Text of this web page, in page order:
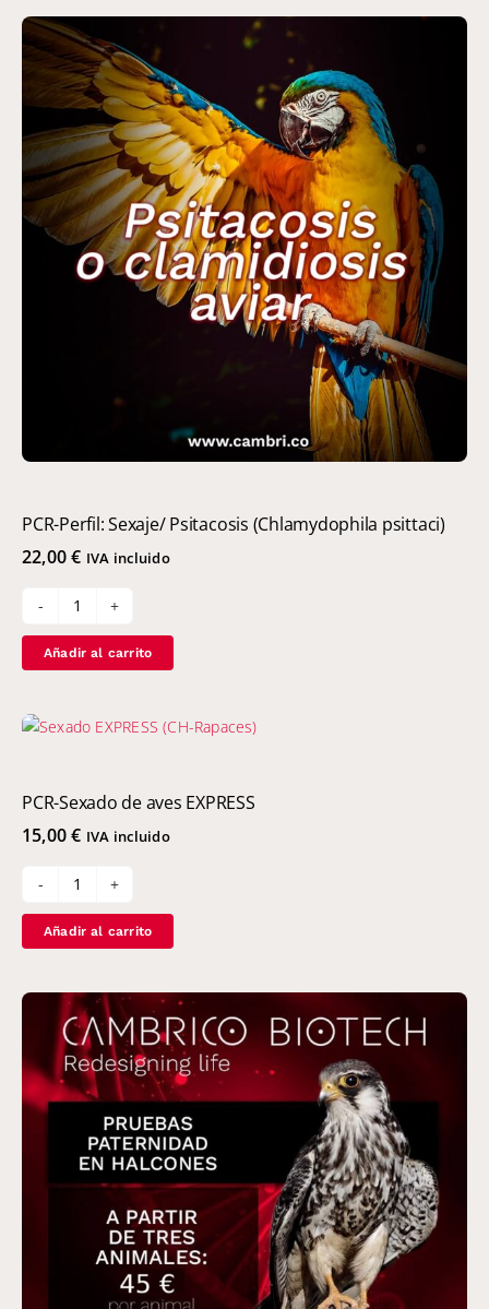
brookei
cantidad
PCR-Perfil: Sexaje/ Psitacosis (Chlamydophila psittaci)
22,00€ IVA incluido
PCR-
Perfil:
Sexaje/
(Chlamydophila
Añadir al carrito
PCR-Sexado de aves EXPRESS
15,00€ IVA incluido
PCR-
Sexado
de
EXPRESS
cantidad
Añadir al carrito